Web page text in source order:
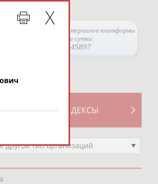
Просмотры материалов платформы
за сутки:
45897
СВОДНЫЕ ИНДЕКСЫ
другой тип организаций